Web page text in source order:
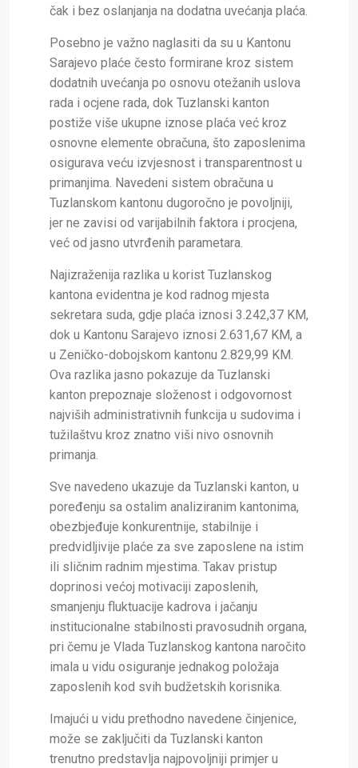
čak i bez oslanjanja na dodatna uvećanja plaća.
Posebno je važno naglasiti da su u Kantonu
Sarajevo plaće često formirane kroz sistem
dodatnih uvećanja po osnovu otežanih uslova
rada i ocjene rada, dok Tuzlanski kanton
postiže više ukupne iznose plaća već kroz
osnovne elemente obračuna, što zaposlenima
osigurava veću izvjesnost i transparentnost u
primanjima. Navedeni sistem obračuna u
Tuzlanskom kantonu dugoročno je povoljniji,
jer ne zavisi od varijabilnih faktora i procjena,
već od jasno utvrđenih parametara.
Najizraženija razlika u korist Tuzlanskog
kantona evidentna je kod radnog mjesta
sekretara suda, gdje plaća iznosi 3.242,37 KM,
dok u Kantonu Sarajevo iznosi 2.631,67 KM, a
u Zeničko-dobojskom kantonu 2.829,99 KM.
Ova razlika jasno pokazuje da Tuzlanski
kanton prepoznaje složenost i odgovornost
najviših administrativnih funkcija u sudovima i
tužilaštvu kroz znatno viši nivo osnovnih
primanja.
Sve navedeno ukazuje da Tuzlanski kanton, u
poređenju sa ostalim analiziranim kantonima,
obezbjeđuje konkurentnije, stabilnije i
predvidljivije plaće za sve zaposlene na istim
ili sličnim radnim mjestima. Takav pristup
doprinosi većoj motivaciji zaposlenih,
smanjenju fluktuacije kadrova i jačanju
institucionalne stabilnosti pravosudnih organa,
pri čemu je Vlada Tuzlanskog kantona naročito
imala u vidu osiguranje jednakog položaja
zaposlenih kod svih budžetskih korisnika.
Imajući u vidu prethodno navedene činjenice,
može se zaključiti da Tuzlanski kanton
trenutno predstavlja najpovoljniji primjer u